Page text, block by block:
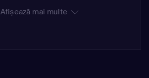
un păhărel de lichior. Sătul de trudă,
Afișează mai multe